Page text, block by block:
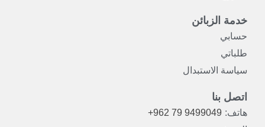
خدمة الزبائن
حسابي
طلباتي
سياسة الاستبدال
اتصل بنا
هاتف: +962 79 9499049